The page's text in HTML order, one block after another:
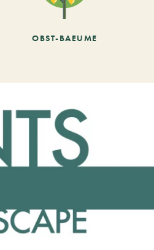
OBST-BAEUME